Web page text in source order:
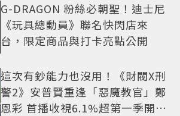
G-DRAGON 粉絲必朝聖！迪士尼
《玩具總動員》聯名快閃店來
台，限定商品與打卡亮點公開
這次有鈔能力也沒用！《財閥X刑
警2》安普賢重逢「惡魔教官」鄭
恩彩 首播收視6.1%超第一季開紅